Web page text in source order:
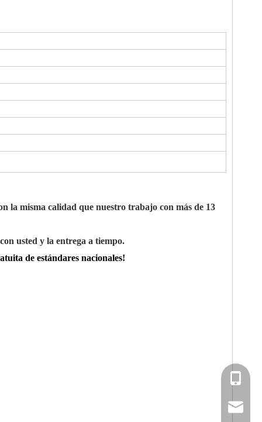
la misma calidad que nuestro trabajo con más de 13
usted y la entrega a tiempo.
de estándares nacionales!